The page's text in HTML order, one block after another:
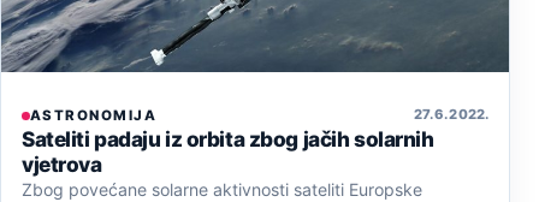
ASTRONOMIJA 27. 6. 2022.
Sateliti padaju iz orbita zbog jačih solarnih
vjetrova
Zbog povećane solarne aktivnosti sateliti Europske